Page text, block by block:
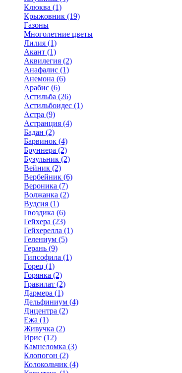
Клюква (1)
Крыжовник (19)
Газоны
Многолетние цветы
Лилия (1)
Акант (1)
Аквилегия (2)
Анафалис (1)
Анемона (6)
Арабис (6)
Астильба (26)
Астильбоидес (1)
Астра (9)
Астранция (4)
Бадан (2)
Барвинок (4)
Бруннера (2)
Бузульник (2)
Вейник (2)
Вербейник (6)
Вероника (7)
Волжанка (2)
Вудсия (1)
Гвоздика (6)
Гейхера (23)
Гейхерелла (1)
Гелениум (5)
Герань (9)
Гипсофила (1)
Горец (1)
Горянка (2)
Гравилат (2)
Дармера (1)
Дельфиниум (4)
Дицентра (2)
Ежа (1)
Живучка (2)
Ирис (12)
Камнеломка (3)
Клопогон (2)
Колокольчик (4)